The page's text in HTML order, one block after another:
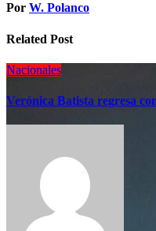
Por W. Polanco
Related Post
Nacionales
Verónica Batista regresa